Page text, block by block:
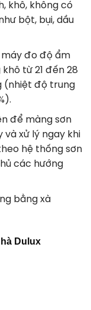
khô, không có
bột, bụi, dầu
máy đo độ ẩm
từ 21 đến 28
(nhiệt độ trung
để màng sơn
và xử lý ngay khi
hệ thống sơn
các hướng
bằng xà
Dulux